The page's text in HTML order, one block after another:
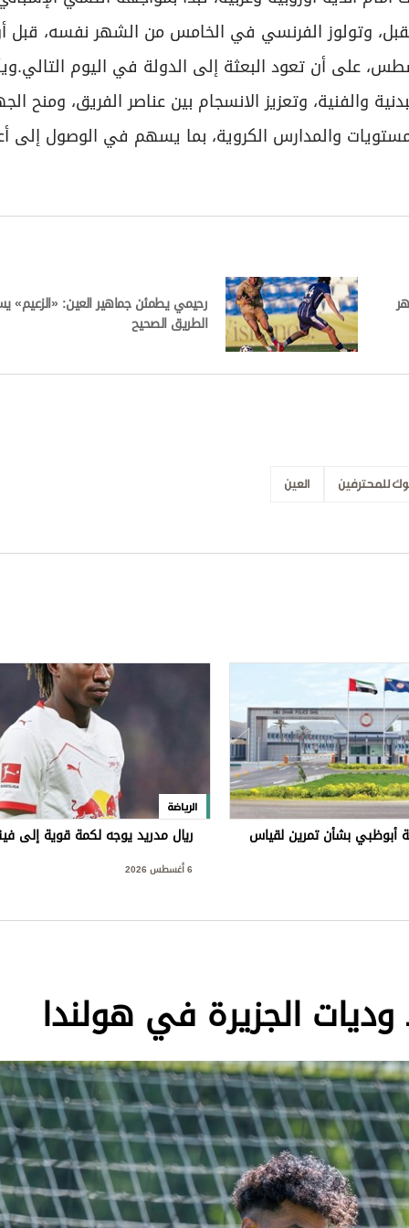
وتولوز الفرنسي في الخامس من الشهر نفسه، قبل
بمواجهة أوساسونا الإسباني يوم 8 أغسطس، على أن تعود البعثة إلى الدولة في اليوم
والفنية، وتعزيز الانسجام بين عناصر الفريق، ومنح
والمدارس الكروية، بما يسهم في الوصول إلى
رحيمي يطمئن جماهير العين: «الزعيم»
الطريق الصحيح
للمحترفين العين
أبوظبي بشأن تمرين لقياس
الرياضة
ريال مدريد يوجه لكمة قوية إلى
6 أغسطس 2026
الجزيرة في هولندا